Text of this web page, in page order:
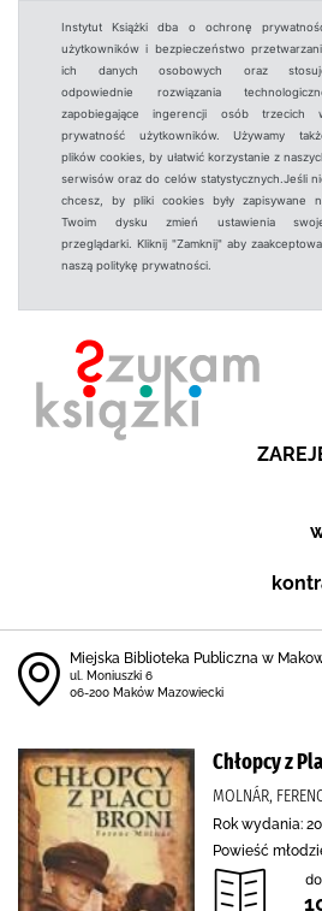
Instytut Książki dba o ochronę
użytkowników i bezpieczeństwo
ich danych osobowych oraz
odpowiednie rozwiązania
zapobiegające ingerencji osób trzecich
prywatność użytkowników. Używamy
plików cookies, by ułatwić korzystanie z
serwisów oraz do celów statystycznych.Jeśli
chcesz, by pliki cookies były zapisywane
Twoim dysku zmień ustawienia
przeglądarki. Kliknij "Zamknij" aby
naszą politykę prywatności.
Miejska Biblioteka Publiczna w
ul. Moniuszki 6
06-200 Maków Mazowiecki
Chłopcy z
MOLNÁR,
Rok wydania:
Powieść